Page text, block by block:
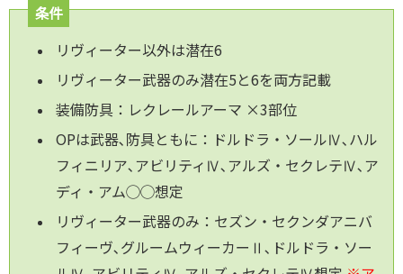
条件
リヴィーター以外は潜在6
リヴィーター武器のみ潜在5と6を両方記載
装備防具：レクレールアーマ ×3部位
OPは武器､防具ともに：ドルドラ・ソールⅣ､ハル
フィニリア､アビリティⅣ､アルズ・セクレテⅣ､ア
ディ・アム◯◯想定
リヴィーター武器のみ：セズン・セクンダアニバ
フィーヴ､グルームウィーカーⅡ､ドルドラ・ソー